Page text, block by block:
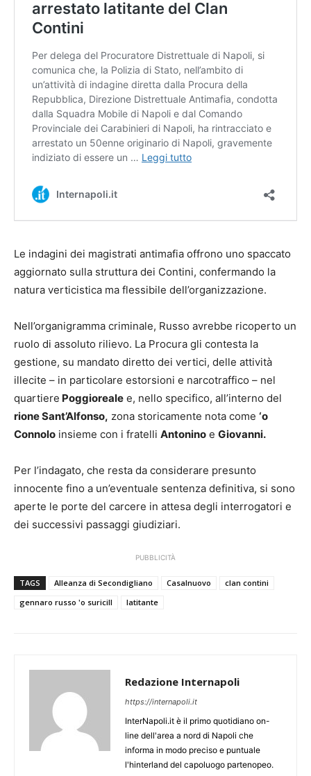
Le indagini dei magistrati antimafia offrono uno spaccato
aggiornato sulla struttura dei Contini, confermando la
natura verticistica ma flessibile dell’organizzazione.
Nell’organigramma criminale, Russo avrebbe ricoperto un
ruolo di assoluto rilievo. La Procura gli contesta la
gestione, su mandato diretto dei vertici, delle attività
illecite – in particolare estorsioni e narcotraffico – nel
quartiere Poggioreale e, nello specifico, all’interno del
rione Sant’Alfonso, zona storicamente nota come ‘o
Connolo insieme con i fratelli Antonino e Giovanni.
Per l’indagato, che resta da considerare presunto
innocente fino a un’eventuale sentenza definitiva, si sono
aperte le porte del carcere in attesa degli interrogatori e
dei successivi passaggi giudiziari.
PUBBLICITÀ
TAGS Alleanza di Secondigliano Casalnuovo
clan contini
gennaro russo 'o suricill
latitante
Redazione Internapoli
https://internapoli.it
InterNapoli.it è il primo quotidiano on-
line dell'area a nord di Napoli che
informa in modo preciso e puntuale
l'hinterland del capoluogo partenopeo.